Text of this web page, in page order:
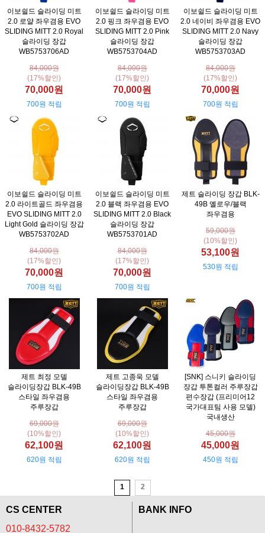
이보쉴드 슬라이딩 미트
2.0 로얄 좌우겸용 EVO
SLIDING MITT 2.0 Royal
슬라이딩 장갑
WB5753706AD
84,000원
(17%할인)
70,000원
700원 적립
이보쉴드 슬라이딩 미트
2.0 핑크 좌우겸용 EVO
SLIDING MITT 2.0 Pink
슬라이딩 장갑
WB5753704AD
84,000원
(17%할인)
70,000원
700원 적립
이보쉴드 슬라이딩 미트
2.0 네이비 좌우겸용 EVO
SLIDING MITT 2.0 Navy
슬라이딩 장갑
WB5753703AD
84,000원
(17%할인)
70,000원
700원 적립
이보쉴드 슬라이딩 미트
2.0 라이트골드 좌우겸용
EVO SLIDING MITT 2.0
Light Gold 슬라이딩 장갑
WB5753702AD
84,000원
(17%할인)
70,000원
700원 적립
이보쉴드 슬라이딩 미트
2.0 블랙 좌우겸용 EVO
SLIDING MITT 2.0 Black
슬라이딩 장갑
WB5753701AD
84,000원
(17%할인)
70,000원
700원 적립
제트 슬라이딩 장갑 BLK-
49B 옐로우/블랙
좌우겸용
59,000원
(10%할인)
53,100원
530원 적립
제트 최정 모델
슬라이딩장갑 BLK-49B
스타일 좌우겸용
주루장갑
69,000원
(10%할인)
62,100원
620원 적립
제트 고종욱 모델
슬라이딩장갑 BLK-49B
스타일 좌우겸용
주루장갑
69,000원
(10%할인)
62,100원
620원 적립
[SNK] 스니키 슬라이딩
장갑 투톤컬러 주루장갑
편수장갑 (프리미어12
국가대표팀 사용 모델)
국내생산
45,000원
45,000원
450원 적립
1 2
CS CENTER
010-8432-5782
BANK INFO